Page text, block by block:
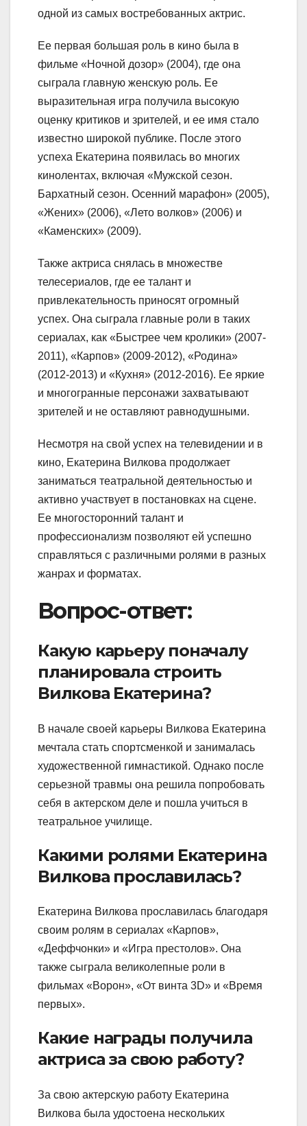
одной из самых востребованных актрис.
Ее первая большая роль в кино была в
фильме «Ночной дозор» (2004), где она
сыграла главную женскую роль. Ее
выразительная игра получила высокую
оценку критиков и зрителей, и ее имя стало
известно широкой публике. После этого
успеха Екатерина появилась во многих
кинолентах, включая «Мужской сезон.
Бархатный сезон. Осенний марафон» (2005),
«Жених» (2006), «Лето волков» (2006) и
«Каменских» (2009).
Также актриса снялась в множестве
телесериалов, где ее талант и
привлекательность приносят огромный
успех. Она сыграла главные роли в таких
сериалах, как «Быстрее чем кролики» (2007-
2011), «Карпов» (2009-2012), «Родина»
(2012-2013) и «Кухня» (2012-2016). Ее яркие
и многогранные персонажи захватывают
зрителей и не оставляют равнодушными.
Несмотря на свой успех на телевидении и в
кино, Екатерина Вилкова продолжает
заниматься театральной деятельностью и
активно участвует в постановках на сцене.
Ее многосторонний талант и
профессионализм позволяют ей успешно
справляться с различными ролями в разных
жанрах и форматах.
Вопрос-ответ:
Какую карьеру поначалу
планировала строить
Вилкова Екатерина?
В начале своей карьеры Вилкова Екатерина
мечтала стать спортсменкой и занималась
художественной гимнастикой. Однако после
серьезной травмы она решила попробовать
себя в актерском деле и пошла учиться в
театральное училище.
Какими ролями Екатерина
Вилкова прославилась?
Екатерина Вилкова прославилась благодаря
своим ролям в сериалах «Карпов»,
«Деффчонки» и «Игра престолов». Она
также сыграла великолепные роли в
фильмах «Ворон», «От винта 3D» и «Время
первых».
Какие награды получила
актриса за свою работу?
За свою актерскую работу Екатерина
Вилкова была удостоена нескольких